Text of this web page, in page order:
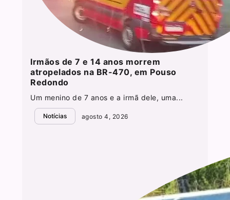
Irmãos de 7 e 14 anos morrem
atropelados na BR-470, em Pouso
Redondo
Um menino de 7 anos e a irmã dele, uma...
Notícias agosto 4, 2026